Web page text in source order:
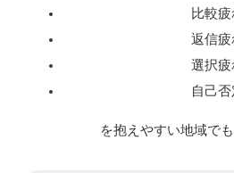
比較
返信疲
選択疲
自己否
を抱えやすい地域でも